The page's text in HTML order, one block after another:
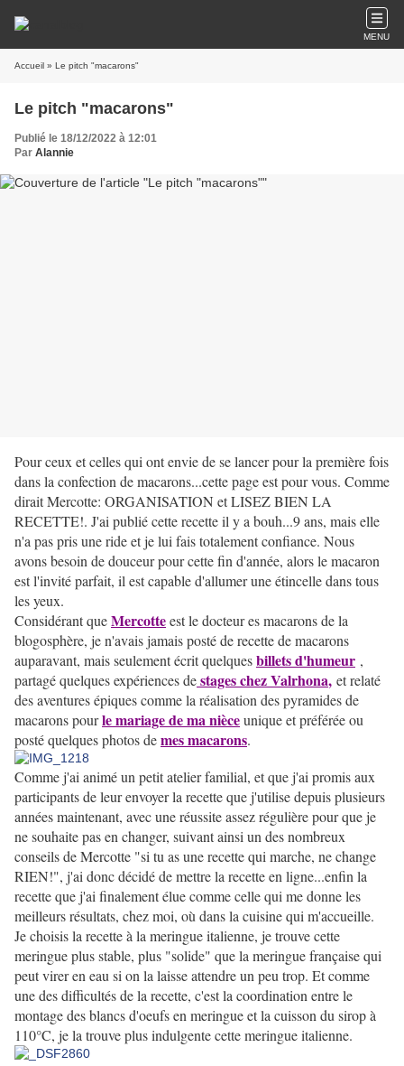
MENU
Accueil » Le pitch "macarons"
Le pitch "macarons"
Publié le 18/12/2022 à 12:01
Par Alannie
Pour ceux et celles qui ont envie de se lancer pour la première fois
dans la confection de macarons...cette page est pour vous. Comme
dirait Mercotte: ORGANISATION et LISEZ BIEN LA
RECETTE!. J'ai publié cette recette il y a bouh...9 ans, mais elle
n'a pas pris une ride et je lui fais totalement confiance. Nous
avons besoin de douceur pour cette fin d'année, alors le macaron
est l'invité parfait, il est capable d'allumer une étincelle dans tous
les yeux.
Considérant queMercotteest le docteur es macarons de la
blogosphère, je n'avais jamais posté de recette de macarons
auparavant, mais seulement écrit quelquesbillets d'humeur ,
partagé quelques expériences destages chez Valrhona, et relaté
des aventures épiques comme la réalisation des pyramides de
macarons pourle mariage de ma nièceunique et préférée ou
posté quelques photos demes macarons.
Comme j'ai animé un petit atelier familial, et que j'ai promis aux
participants de leur envoyer la recette que j'utilise depuis plusieurs
années maintenant, avec une réussite assez régulière pour que je
ne souhaite pas en changer, suivant ainsi un des nombreux
conseils de Mercotte "si tu as une recette qui marche, ne change
RIEN!", j'ai donc décidé de mettre la recette en ligne...enfin la
recette que j'ai finalement élue comme celle qui me donne les
meilleurs résultats, chez moi, où dans la cuisine qui m'accueille.
Je choisis la recette à la meringue italienne, je trouve cette
meringue plus stable, plus "solide" que la meringue française qui
peut virer en eau si on la laisse attendre un peu trop. Et comme
une des difficultés de la recette, c'est la coordination entre le
montage des blancs d'oeufs en meringue et la cuisson du sirop à
110°C, je la trouve plus indulgente cette meringue italienne.